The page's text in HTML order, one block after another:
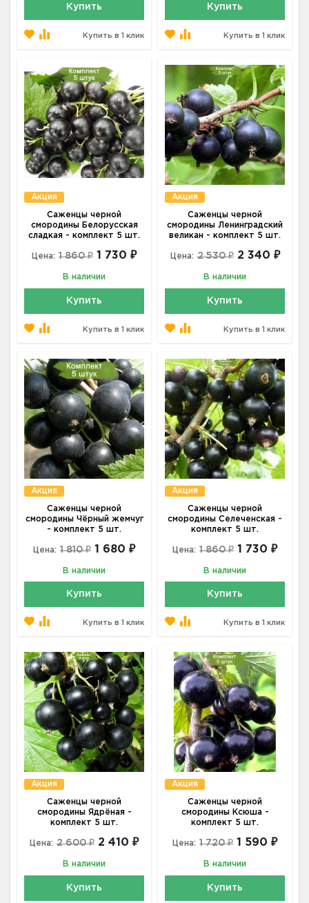
Купить
Купить в 1 клик
Купить
Купить в 1 клик
Акция
Саженцы черной
смородины Белорусская
сладкая - комплект 5 шт.
Цена: 1 860 ₽ 1 730 ₽
В наличии
Купить
Купить в 1 клик
Акция
Саженцы черной
смородины Ленинградский
великан - комплект 5 шт.
Цена: 2 530 ₽ 2 340 ₽
В наличии
Купить
Купить в 1 клик
Акция
Саженцы черной
смородины Чёрный жемчуг
- комплект 5 шт.
Цена: 1 810 ₽ 1 680 ₽
В наличии
Купить
Купить в 1 клик
Акция
Саженцы черной
смородины Селеченская -
комплект 5 шт.
Цена: 1 860 ₽ 1 730 ₽
В наличии
Купить
Купить в 1 клик
Акция
Саженцы черной
смородины Ядрёная -
комплект 5 шт.
Цена: 2 600 ₽ 2 410 ₽
В наличии
Купить
Акция
Саженцы черной
смородины Ксюша -
комплект 5 шт.
Цена: 1 720 ₽ 1 590 ₽
В наличии
Купить